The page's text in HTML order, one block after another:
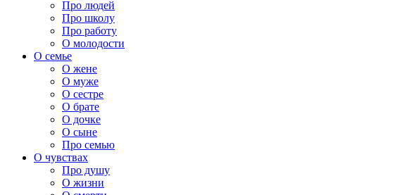
Про людей
Про школу
Про работу
О молодости
О семье
О жене
О муже
О сестре
О брате
О дочке
О сыне
Про семью
О чувствах
Про душу
О жизни